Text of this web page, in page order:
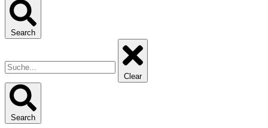
Search
Clear
Search